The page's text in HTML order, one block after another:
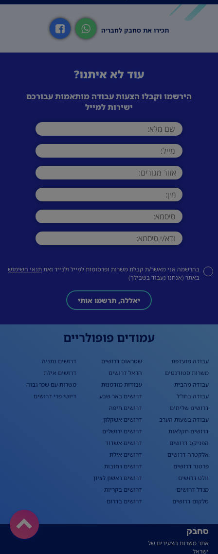
תכירו את סחבק לחבר׳ה
עוד לא איתנו?
הירשמו וקבלו הצעות עבודה מותאמות עבורכם
ישירות למייל
בהרשמה אני מאשר/ת קבלת משרות ופרסומות למייל ולנייד ואתתנאי השימוש
באתר (אנחנו נעבוד בשבילך)
יאללה, תרשמו אותי
עמודים פופולריים
עבודה מועדפת
משרות סטודנטים
עבודה מהבית
עבודה בחו"ל
דרושים שליחים
עבודה בשעות הערב
דרושים חקלאות
הפניקס דרושים
אלקטרה דרושים
פרטנר דרושים
וולט דרושים
מגדל דרושים
סלקום דרושים
שטראוס דרושים
הראל דרושים
עבודות מזדמנות
דרושים באר שבע
דרושים חיפה
דרושים אשקלון
דרושים ירושלים
דרושים אשדוד
דרושים אילת
דרושים רחובות
דרושים ראשון לציון
דרושים בקריות
דרושים בדרום
דרושים נתניה
דרושים אילת
משרות עם שכר גבוה
דיוטי פרי דרושים
סחבק
אתר משרות הצעירים של
ישראל